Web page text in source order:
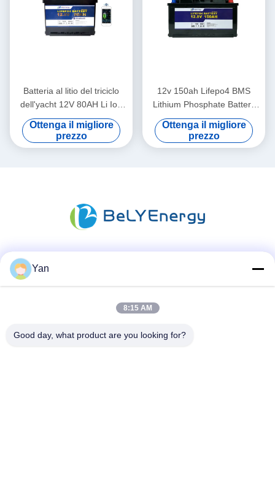
Batteria al litio del triciclo
dell'yacht 12V 80AH Li Ion
Phosphate Battery
Motorhome Electric
Ottenga il migliore
prezzo
12v 150ah Lifepo4 BMS
Lithium Phosphate Battery
per il sistema di Electric
Power
Ottenga il migliore
prezzo
Yan
8:15 AM
Good day, what product are you looking for?